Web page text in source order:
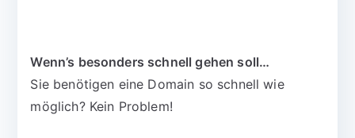
Wenn’s besonders schnell gehen soll…
Sie benötigen eine Domain so schnell wie
möglich? Kein Problem!